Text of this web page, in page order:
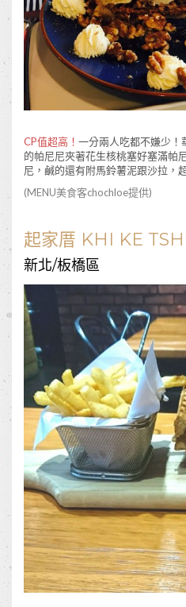
CP值超高！ 一分兩人吃都不嫌少！
的帕尼尼夾著花生核桃塞好塞滿帕
尼，鹹的還有附馬鈴薯泥跟沙拉，
(MENU美食客chochloe提供)
起家厝 KHI KE
新北/板橋區